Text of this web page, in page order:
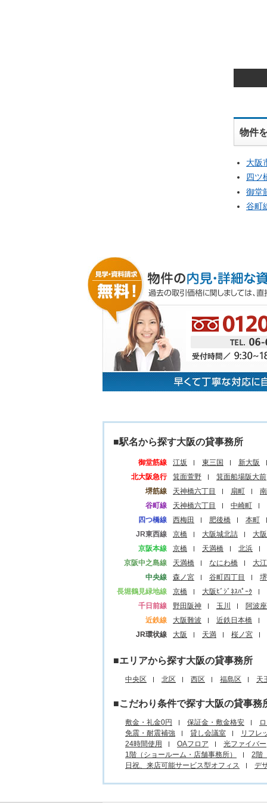
物件
大阪
四ツ
御堂
谷町
■駅名から探す大阪の貸事務所
御堂筋線 江坂 東三国
新大阪
北大阪急行
箕面萱野
箕面船場阪大前
堺筋線
天神橋六丁目 扇町
谷町線
天神橋六丁目
中崎町
四つ橋線
西梅田 肥後橋
本町
JR東西線
京橋 大阪城北詰
大
京阪本線
京橋 天満橋
北浜
京阪中之島線
天満橋 なにわ橋
大
中央線
森ノ宮 谷町四丁目
長堀鶴見緑地線
京橋
大阪ﾋﾞｼﾞﾈｽﾊﾟｰｸ
千日前線
野田阪神 玉川
阿波座
近鉄線
大阪難波
近鉄日本橋
JR環状線
大阪 天満 桜ノ宮
■エリアから探す大阪の貸事務所
中央区 北区 西区 福島区 天
■こだわり条件で探す大阪の貸事務
敷金・礼金0円 保証金・敷金格安
免震・耐震補強
貸し会議室
リフレ
24時間使用
OAフロア
光ファイバー
1階（ショールーム・店舗事務所）
2階
日祝、来店可能サービス型オフィス
デ